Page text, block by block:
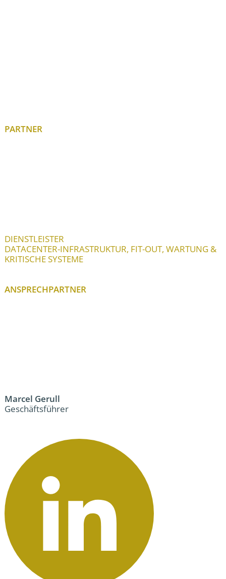
PARTNER
DIENSTLEISTER
DATACENTER-INFRASTRUKTUR, FIT-OUT, WARTUNG &
KRITISCHE SYSTEME
ANSPRECHPARTNER
Marcel Gerull
Geschäftsführer